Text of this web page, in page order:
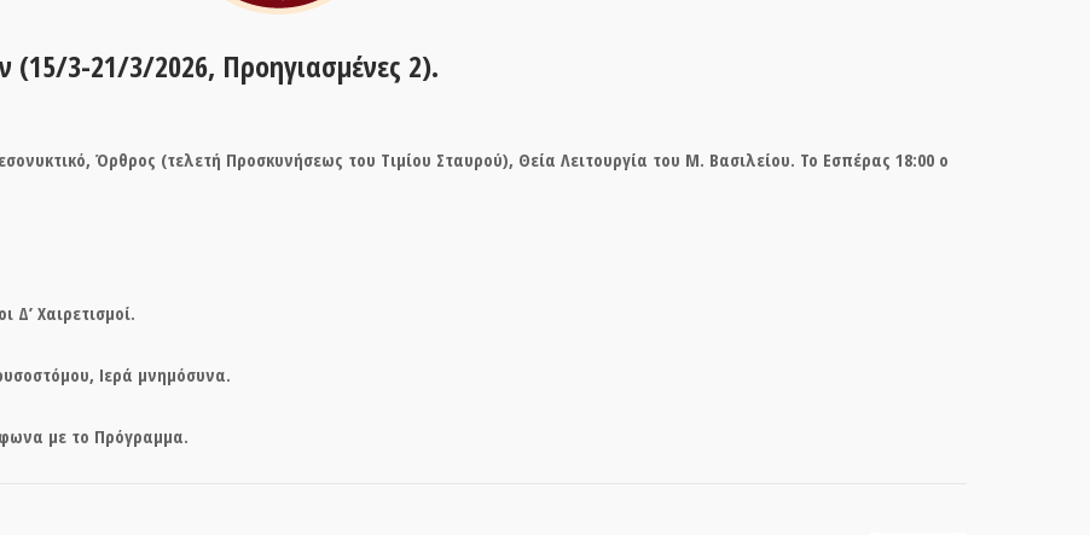
(15/3-21/3/2026, Προηγιασμένες 2).
Όρθρος (τελετή Προσκυνήσεως του Τιμίου Σταυρού), Θεία Λειτουργία του Μ. Βασιλείου. Το Εσπέρας 18:00 ο
Χαιρετισμοί.
Ιερά μνημόσυνα.
με το Πρόγραμμα.